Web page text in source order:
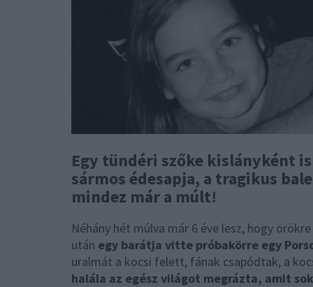
Egy tündéri szőke kislányként
sármos édesapja, a tragikus
mindez már a múlt!
Néhány hét múlva már 6 éve lesz, hogy
után egy barátja vitte próbakörre egy
uralmát a kocsi felett, fának csapódtak, a
halála az egész világot megrázta, amit